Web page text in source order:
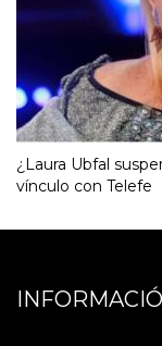
¿Laura Ubfal
vínculo con Telefe